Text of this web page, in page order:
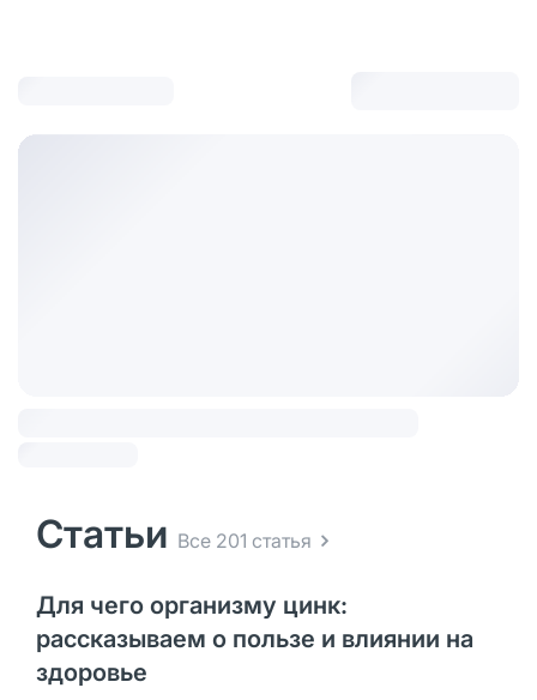
Статьи Все 201 статья
Для чего организму цинк:
рассказываем о пользе и влиянии на
здоровье